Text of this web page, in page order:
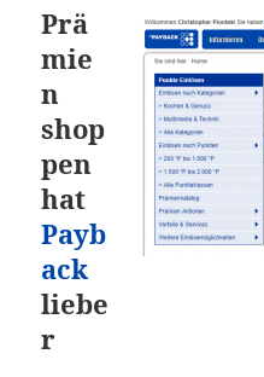
Prä
mie
n
shop
pen
hat
Payb
ack
liebe
r